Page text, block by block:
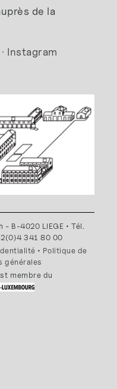
de la
· Instagram
B-4020 LIEGE • Tél.
341 80 00
• Politique de
générales
membre du